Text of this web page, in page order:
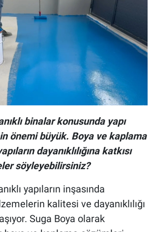
binalar konusunda yapı
önemi büyük. Boya ve kaplama
dayanıklılığına katkısı
söyleyebilirsiniz?
yapıların inşasında
kalitesi ve dayanıklılığı
Suga Boya olarak